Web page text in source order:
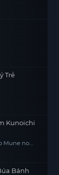
Trẻ
Kunoichi
Mune no
Bánh